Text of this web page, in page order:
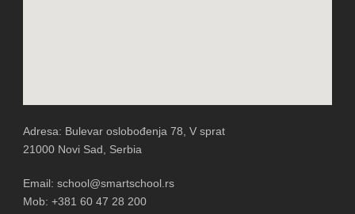
Adresa: Bulevar oslobođenja 78, V sprat
21000 Novi Sad, Serbia
Email: school@smartschool.rs
Mob: +381 60 47 28 200